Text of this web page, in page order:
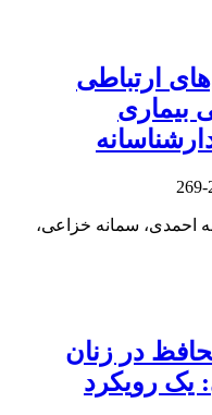
ارتباطی
بیماری
احمدی، سمانه خزاعی،
در زنان
یک رویکرد